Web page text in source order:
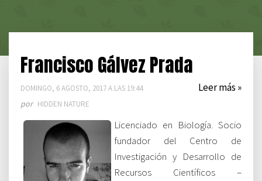
Francisco Gálvez Prada
Leer más »
DOMINGO, 6 AGOSTO, 2017 A LAS 19:44
por HIDDEN NATURE
Licenciado en Biología. Socio
fundador del Centro de
Investigación y Desarrollo de
Recursos Científicos –